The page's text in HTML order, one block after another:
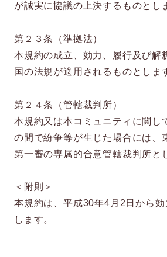
が誠実に協議の上決するものとし
第２３条（準拠法）
本規約の成立、効力、履行及び解
国の法規が適用されるものとしま
第２４条（管轄裁判所）
本規約又は本コミュニティに関し
の間で紛争等が生じた場合には、
第一審の専属的合意管轄裁判所と
＜附則＞
本規約は、平成30年4月2日から効
します。